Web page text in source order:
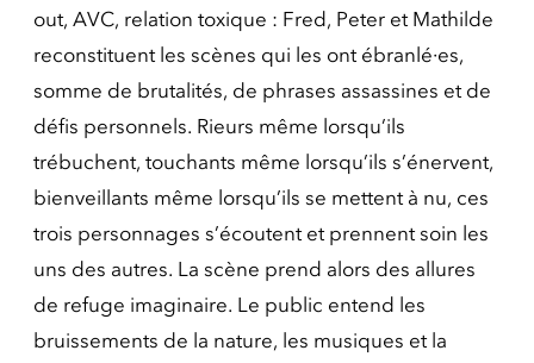
out, AVC, relation toxique : Fred, Peter et Mathilde
reconstituent les scènes qui les ont ébranlé·es,
somme de brutalités, de phrases assassines et de
défis personnels. Rieurs même lorsqu’ils
trébuchent, touchants même lorsqu’ils s’énervent,
bienveillants même lorsqu’ils se mettent à nu, ces
trois personnages s’écoutent et prennent soin les
uns des autres. La scène prend alors des allures
de refuge imaginaire. Le public entend les
bruissements de la nature, les musiques et la